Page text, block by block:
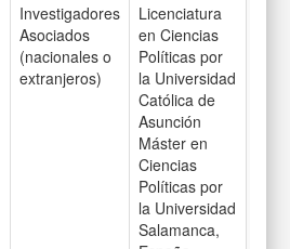
Investigadores
Asociados
(nacionales o
extranjeros)
Licenciatura
en Ciencias
Políticas por
la Universidad
Católica de
Asunción
Máster en
Ciencias
Políticas por
la Universidad
Salamanca,